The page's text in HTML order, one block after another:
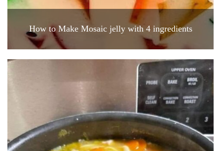
How to Make Mosaic jelly with 4 ingredients